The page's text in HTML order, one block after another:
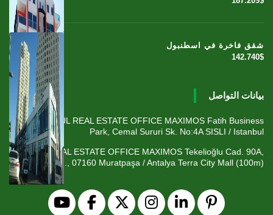
شقق فاخرة في اسطنبول
142.740$
بيانات التواصل
ISTANBUL REAL ESTATE OFFICE MAXIMOS Fatih Business
Park, Cemal Sururi Sk. No:4A SISLI / Istanbul
ANTALYA REAL ESTATE OFFICE MAXIMOS Tekelioğlu Cad. 90A,
Fener Mah., 07160 Muratpaşa / Antalya Terra City Mall (100m)